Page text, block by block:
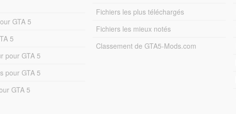
GTA 5
5
pour GTA 5
pour GTA 5
GTA 5
Fichiers les plus téléchargés
Fichiers les mieux notés
Classement de GTA5-Mods.com